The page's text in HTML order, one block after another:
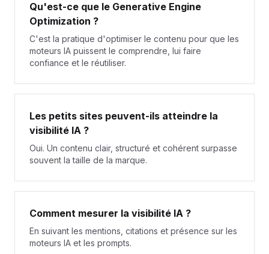
Qu'est-ce que le Generative Engine
Optimization ?
C'est la pratique d'optimiser le contenu pour que les
moteurs IA puissent le comprendre, lui faire
confiance et le réutiliser.
Les petits sites peuvent-ils atteindre la
visibilité IA ?
Oui. Un contenu clair, structuré et cohérent surpasse
souvent la taille de la marque.
Comment mesurer la visibilité IA ?
En suivant les mentions, citations et présence sur les
moteurs IA et les prompts.